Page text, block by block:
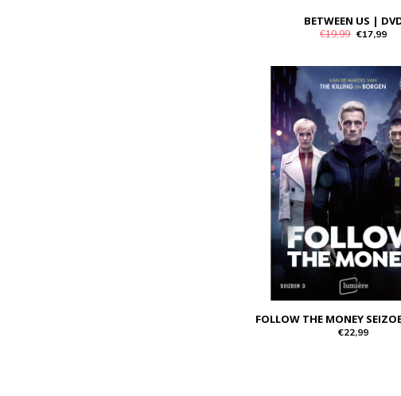
BETWEEN US |
€19,99 €17,99
FOLLOW THE MONEY
€22,99